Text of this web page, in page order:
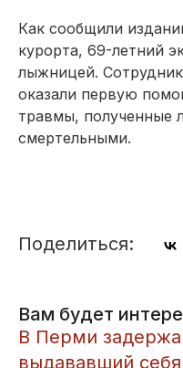
Как сообщили
курорта, 69-летний
лыжницей.
оказали первую
травмы, полученные
смертельными.
Поделиться:
Вам будет
В Перми
выдававший